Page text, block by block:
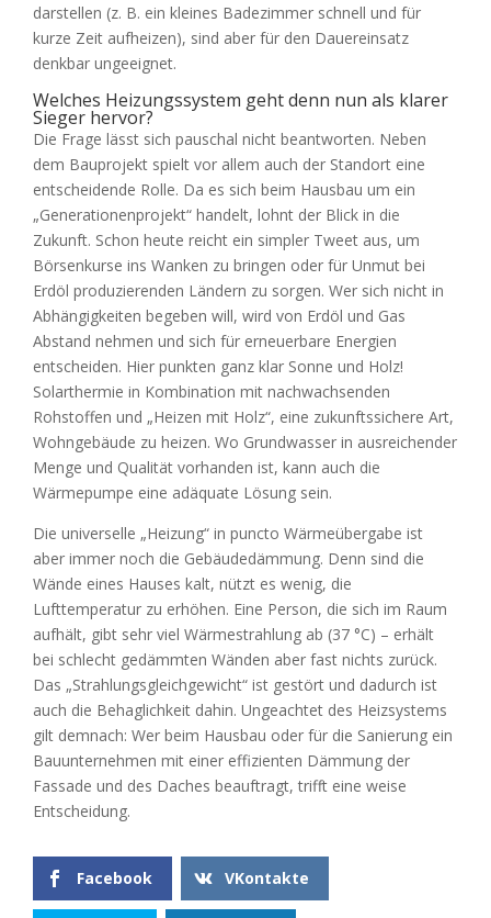
darstellen (z. B. ein kleines Badezimmer schnell und für
kurze Zeit aufheizen), sind aber für den Dauereinsatz
denkbar ungeeignet.
Welches Heizungssystem geht denn nun als klarer
Sieger hervor?
Die Frage lässt sich pauschal nicht beantworten. Neben
dem Bauprojekt spielt vor allem auch der Standort eine
entscheidende Rolle. Da es sich beim Hausbau um ein
„Generationenprojekt“ handelt, lohnt der Blick in die
Zukunft. Schon heute reicht ein simpler Tweet aus, um
Börsenkurse ins Wanken zu bringen oder für Unmut bei
Erdöl produzierenden Ländern zu sorgen. Wer sich nicht in
Abhängigkeiten begeben will, wird von Erdöl und Gas
Abstand nehmen und sich für erneuerbare Energien
entscheiden. Hier punkten ganz klar Sonne und Holz!
Solarthermie in Kombination mit nachwachsenden
Rohstoffen und „Heizen mit Holz“, eine zukunftssichere Art,
Wohngebäude zu heizen. Wo Grundwasser in ausreichender
Menge und Qualität vorhanden ist, kann auch die
Wärmepumpe eine adäquate Lösung sein.
Die universelle „Heizung“ in puncto Wärmeübergabe ist
aber immer noch die Gebäudedämmung. Denn sind die
Wände eines Hauses kalt, nützt es wenig, die
Lufttemperatur zu erhöhen. Eine Person, die sich im Raum
aufhält, gibt sehr viel Wärmestrahlung ab (37 °C) – erhält
bei schlecht gedämmten Wänden aber fast nichts zurück.
Das „Strahlungsgleichgewicht“ ist gestört und dadurch ist
auch die Behaglichkeit dahin. Ungeachtet des Heizsystems
gilt demnach: Wer beim Hausbau oder für die Sanierung ein
Bauunternehmen mit einer effizienten Dämmung der
Fassade und des Daches beauftragt, trifft eine weise
Entscheidung.
Facebook VKontakte